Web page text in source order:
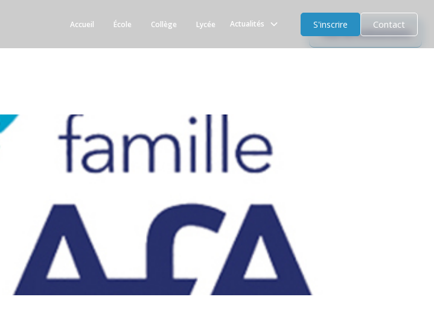
Accueil École Collège Lycée Actualités S'inscrire Contact
Tous les évènements